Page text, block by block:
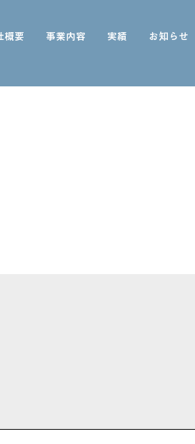
概要 事業内容 実績 お知らせ